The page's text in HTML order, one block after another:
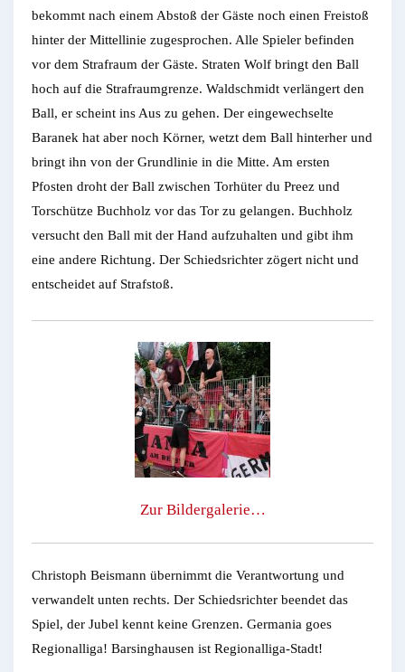
bekommt nach einem Abstoß der Gäste noch einen Freistoß
hinter der Mittellinie zugesprochen. Alle Spieler befinden
vor dem Strafraum der Gäste. Straten Wolf bringt den Ball
hoch auf die Strafraumgrenze. Waldschmidt verlängert den
Ball, er scheint ins Aus zu gehen. Der eingewechselte
Baranek hat aber noch Körner, wetzt dem Ball hinterher und
bringt ihn von der Grundlinie in die Mitte. Am ersten
Pfosten droht der Ball zwischen Torhüter du Preez und
Torschütze Buchholz vor das Tor zu gelangen. Buchholz
versucht den Ball mit der Hand aufzuhalten und gibt ihm
eine andere Richtung. Der Schiedsrichter zögert nicht und
entscheidet auf Strafstoß.
Zur Bildergalerie…
Christoph Beismann übernimmt die Verantwortung und
verwandelt unten rechts. Der Schiedsrichter beendet das
Spiel, der Jubel kennt keine Grenzen. Germania goes
Regionalliga! Barsinghausen ist Regionalliga-Stadt!